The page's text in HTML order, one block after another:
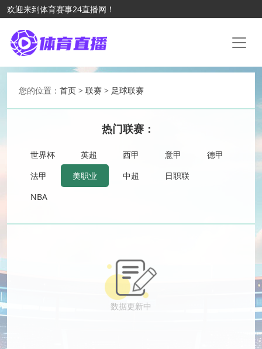
欢迎来到体育赛事24直播网！
您的位置： 首页 > 联赛 > 足球联赛
热门联赛：
世界杯 英超 西甲 意甲
德甲
法甲
美职业 中超
日职联
NBA
数据更新中